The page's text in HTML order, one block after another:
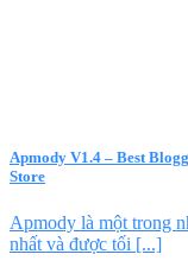
Apmody V1.4 – Best
Store
Apmody là một trong
nhất và được tối [...]